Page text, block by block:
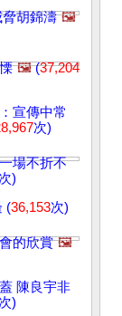
胡錦濤 🖼️
🖼️(37,204
宣傳中常
次)
場不折不
次)
(36,153次)
的欣賞 🖼️
陳良宇非
次)